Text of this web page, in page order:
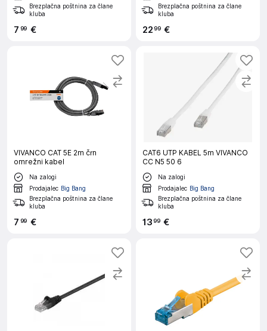
Brezplačna poštnina za člane
kluba
7 99 €
Brezplačna poštnina za člane
kluba
2299 €
VIVANCO CAT 5E 2m črn
omrežni kabel
Na zalogi
Prodajalec Big Bang
Brezplačna poštnina za člane
kluba
7 99 €
CAT6 UTP KABEL 5m VIVANCO
CC N5 50 6
Na zalogi
Prodajalec Big Bang
Brezplačna poštnina za člane
kluba
1399 €